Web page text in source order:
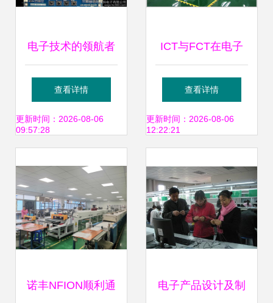
电子技术的领航者
中山市嘉科电子的
IC线路板设计之美
查看详情
更新时间：2026-08-06
09:57:28
ICT与FCT在电子
产品设计与技术开
发中的区别解析
查看详情
更新时间：2026-08-06
12:22:21
诺丰NFION顺利通 电子产品设计及制